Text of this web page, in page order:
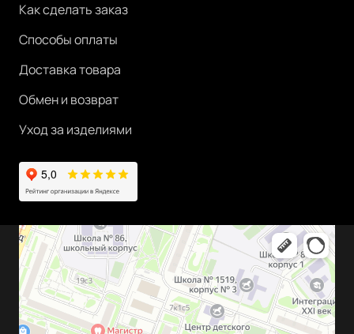
Как сделать заказ
Способы оплаты
Доставка товара
Обмен и возврат
Уход за изделиями